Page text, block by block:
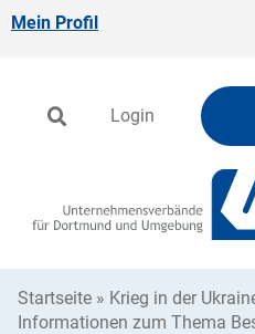
Mein Profil
Login
Startseite » Krieg in der
Informationen zum Thema